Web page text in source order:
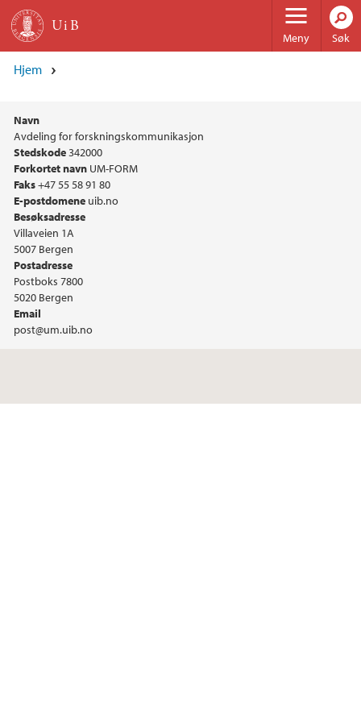
Hopp til hovedinnhold
Meny Søk
Hjem
Hovedinnhold
Navn
Avdeling for forskningskommunikasjon
Stedskode342000
Forkortet navn UM-FORM
Faks+47 55 58 91 80
E-postdomene uib.no
Besøksadresse
Villaveien 1A
5007 Bergen
Postadresse
Postboks 7800
5020 Bergen
Email
post@um.uib.no